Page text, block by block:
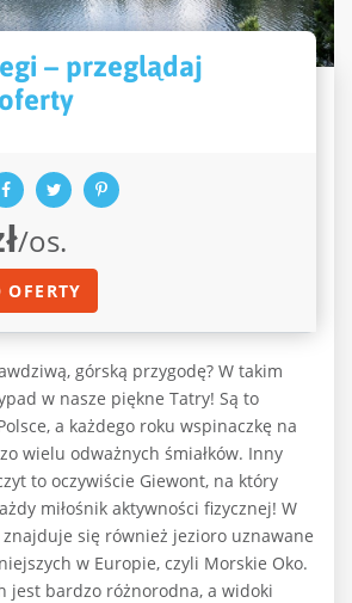
– przeglądaj
/os.
OFERTY
górską przygodę? W takim
w nasze piękne Tatry! Są to
a każdego roku wspinaczkę na
wielu odważnych śmiałków. Inny
to oczywiście Giewont, na który
miłośnik aktywności fizycznej! W
się również jezioro uznawane
w Europie, czyli Morskie Oko.
jest bardzo różnorodna, a widoki